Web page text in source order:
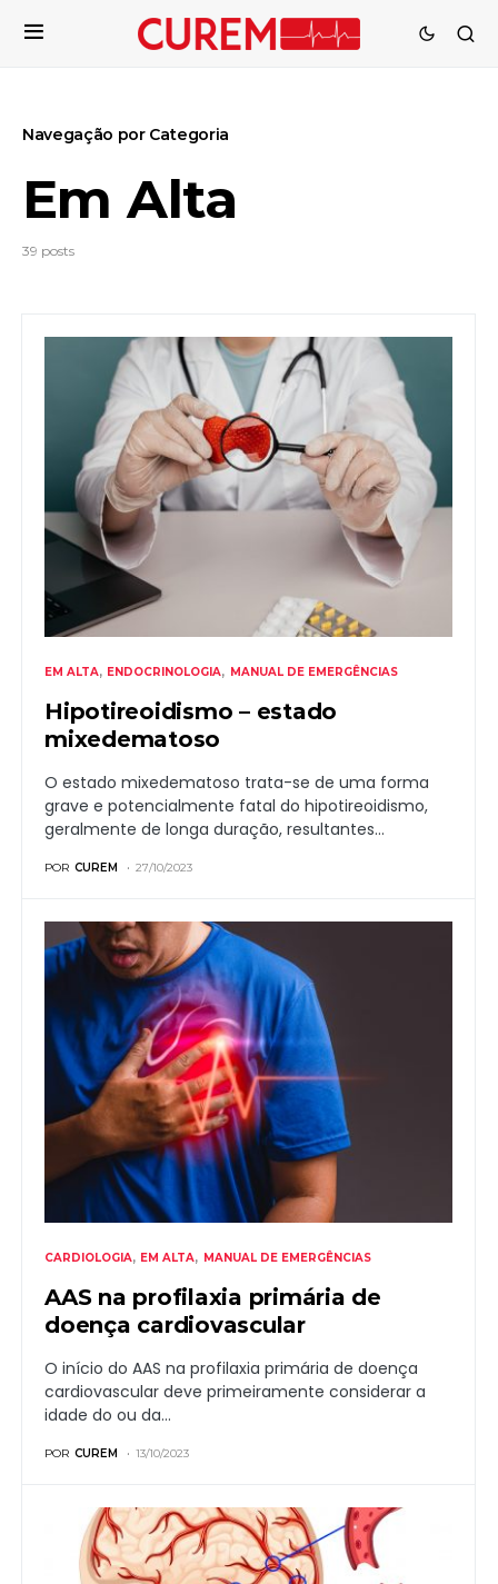
Navegação por Categoria
Em Alta
39 posts
EM ALTA ENDOCRINOLOGIA MANUAL DE EMERGÊNCIAS
Hipotireoidismo – estado
mixedematoso
O estado mixedematoso trata-se de uma forma
grave e potencialmente fatal do hipotireoi­dismo,
geralmente de longa duração, resultantes…
POR CUREM 27/10/2023
CARDIOLOGIA EM ALTA MANUAL DE EMERGÊNCIAS
AAS na profilaxia primária de
doença cardiovascular
O início do AAS na profilaxia primária de doença
cardiovascular deve primeiramente considerar a
idade do ou da…
POR CUREM 13/10/2023